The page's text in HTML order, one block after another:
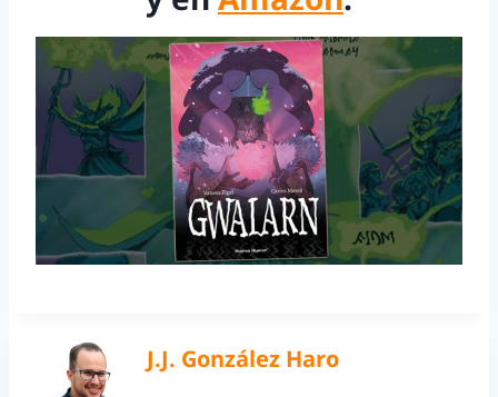
J.J. González Haro